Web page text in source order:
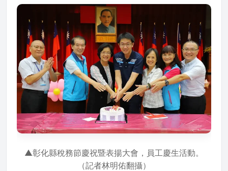
▲彰化縣稅務節慶祝暨表揚大會，員工慶生活動。
（記者林明佑翻攝）